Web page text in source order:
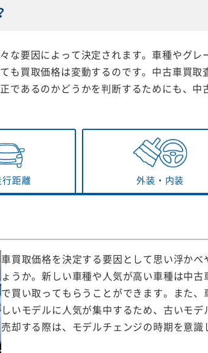
な要因によって決定されます。車種やグ
も買取価格は変動するのです。中古車買
であるのかどうかを判断するためにも、
行距離 外装・ 内装
車買取価格を決定する要因として思い浮か
ょうか。新しい車種や人気が高い車種は中
で買い取ってもらうことができます。また
しいモデルに人気が集中するため、古いモ
売却する際は、モデルチェンジの時期を意識